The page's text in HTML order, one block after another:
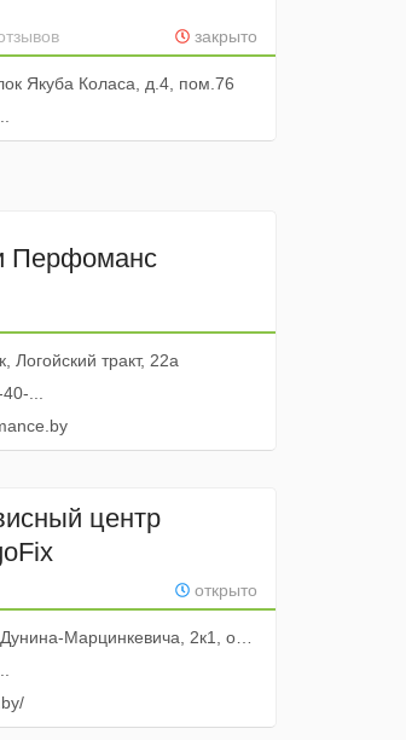
закрыто
Якуба Коласа, д.4, пом.76
Перфоманс
Логойский тракт, 22а
...
центр
открыто
Марцинкевича, 2к1, офис 202